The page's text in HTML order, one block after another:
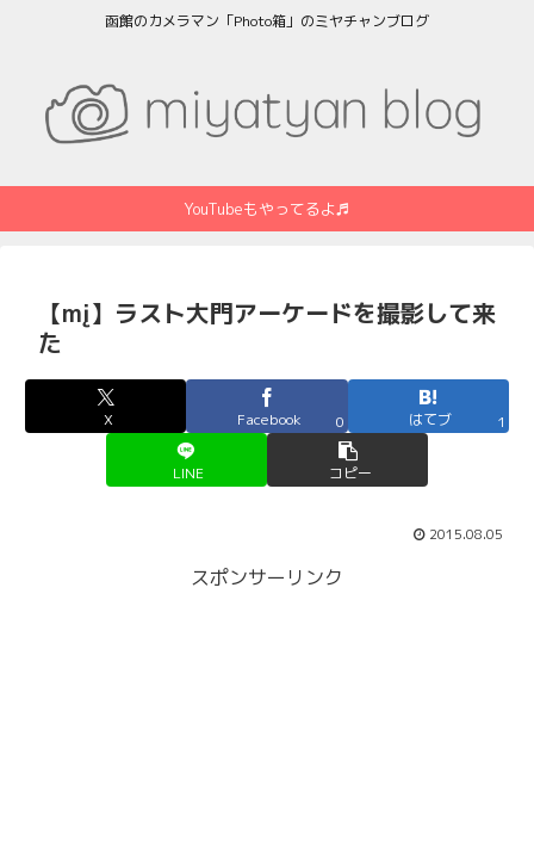
函館のカメラマン「Photo箱」のミヤチャンブログ
YouTubeもやってるよ♬
【mį】ラスト大門アーケードを撮影して来
た
X Facebook 0 はてブ 1
LINE コピー
2015.08.05
スポンサーリンク